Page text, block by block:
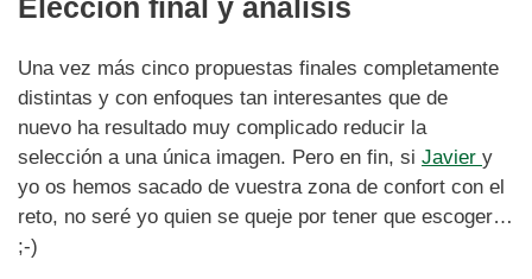
Una vez más cinco propuestas finales completamente
distintas y con enfoques tan interesantes que de
nuevo ha resultado muy complicado reducir la
selección a una única imagen. Pero en fin, si Javier y
yo os hemos sacado de vuestra zona de confort con el
reto, no seré yo quien se queje por tener que escoger…
;-)